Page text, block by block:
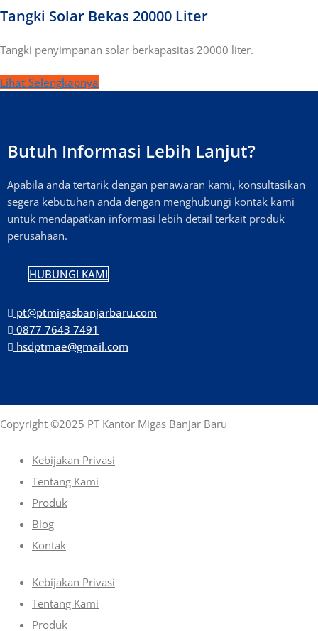
Tangki Solar Bekas 20000 Liter
Tangki penyimpanan solar berkapasitas 20000 liter.
Lihat Selengkapnya
Butuh Informasi Lebih Lanjut?
Apabila anda tertarik dengan penawaran kami, konsultasikan
segera kebutuhan anda dengan menghubungi kontak kami
untuk mendapatkan informasi lebih detail terkait produk
perusahaan.
HUBUNGI KAMI
pt@ptmigasbanjarbaru.com
0877 7643 7491
hsdptmae@gmail.com
Copyright ©2025 PT Kantor Migas Banjar Baru
Kebijakan Privasi
Tentang Kami
Produk
Blog
Kontak
Kebijakan Privasi
Tentang Kami
Produk